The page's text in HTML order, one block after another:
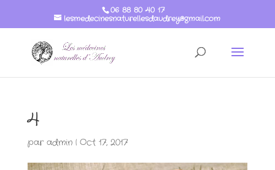
06 88 80 40 17
lesmedecinesnaturellesdaudrey@gmail.com
4
par admin| Oct 17, 2017